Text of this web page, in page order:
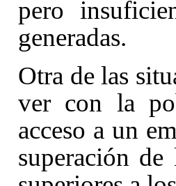
pero
generadas.
Otra de las
ver con la
acceso a un
superación